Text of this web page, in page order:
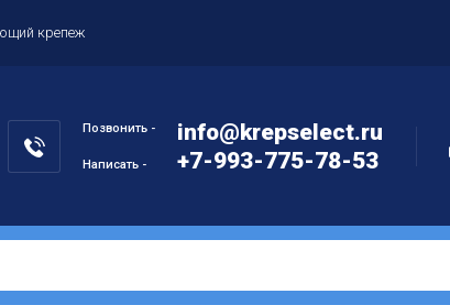
крепеж
Позвонить -
Написать -
info@krepselect.ru
+7-993-775-78-53